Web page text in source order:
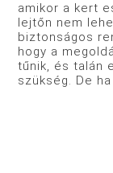
amikor a kert
lejtőn nem
biztonságos
hogy a
tűnik, és talán
szükség. De